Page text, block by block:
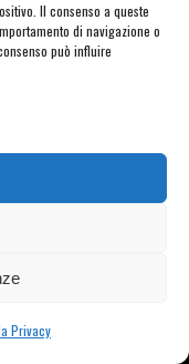
Il consenso a queste
di navigazione o
può influire
Privacy
| Viale Vittorio Veneto